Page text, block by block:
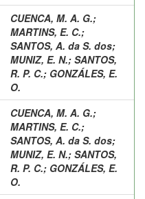
CUENCA, M. A. G.;
MARTINS, E. C.;
SANTOS, A. da S. dos;
MUNIZ, E. N.; SANTOS,
R. P. C.; GONZÁLES, E.
O.
CUENCA, M. A. G.;
MARTINS, E. C.;
SANTOS, A. da S. dos;
MUNIZ, E. N.; SANTOS,
R. P. C.; GONZÁLES, E.
O.